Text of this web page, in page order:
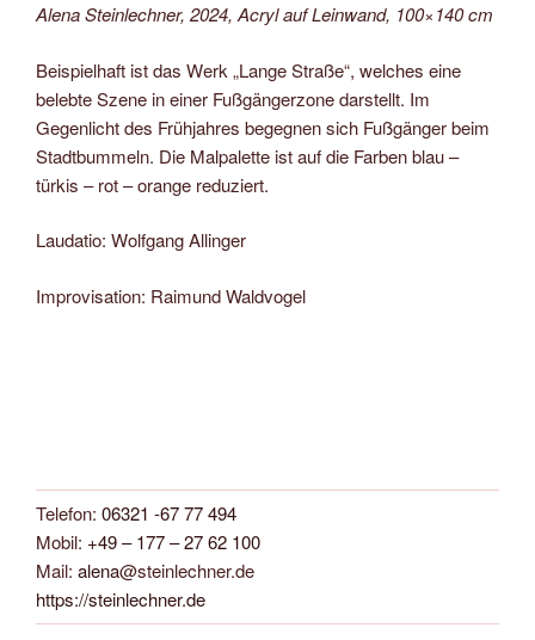
Alena Steinlechner, 2024, Acryl auf Leinwand, 100×140 cm
Beispielhaft ist das Werk „Lange Straße“, welches eine
belebte Szene in einer Fußgängerzone darstellt. Im
Gegenlicht des Frühjahres begegnen sich Fußgänger beim
Stadtbummeln. Die Malpalette ist auf die Farben blau –
türkis – rot – orange reduziert.
Laudatio: Wolfgang Allinger
Improvisation: Raimund Waldvogel
Telefon: 06321 -67 77 494
Mobil: +49 – 177 – 27 62 100
Mail: alena@steinlechner.de
https://steinlechner.de